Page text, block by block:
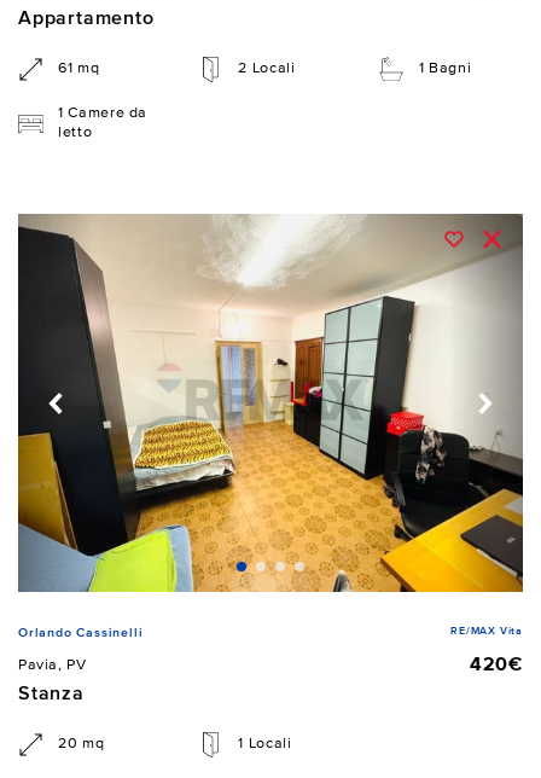
Appartamento
61 mq 2 Locali 1 Bagni
1 Camere da
letto
Orlando Cassinelli RE/MAX Vita
Pavia, PV
420€
Stanza
20 mq 1 Locali